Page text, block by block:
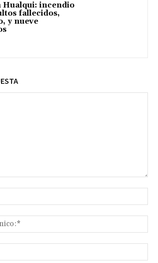
Hualqui: incendio
fallecidos,
y nueve